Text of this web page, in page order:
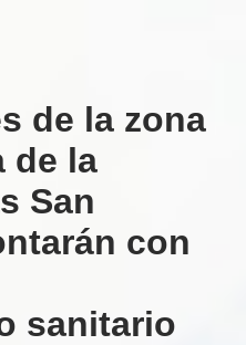
de la zona
de la
San
con
sanitario